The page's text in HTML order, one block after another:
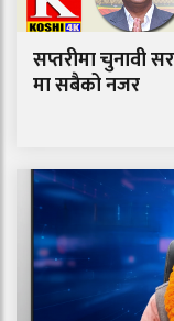
सप्तरीमा चुनावी
मा सबैको नजर